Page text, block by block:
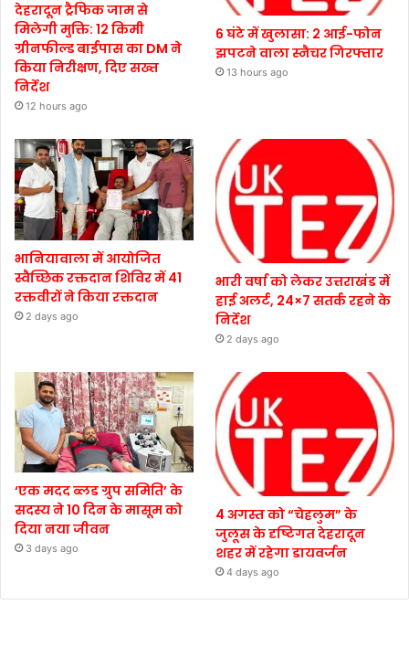
देहरादून ट्रैफिक जाम से
मिलेगी मुक्ति: 12 किमी
ग्रीनफील्ड बाईपास का DM ने
किया निरीक्षण, दिए सख्त
निर्देश
12 hours ago
6 घंटे में खुलासा: 2 आई-फोन
झपटने वाला स्नैचर गिरफ्तार
13 hours ago
भानियावाला में आयोजित
स्वैच्छिक रक्तदान शिविर में 41
रक्तवीरों ने किया रक्तदान
2 days ago
भारी वर्षा को लेकर उत्तराखंड में
हाई अलर्ट, 24×7 सतर्क रहने के
निर्देश
2 days ago
‘एक मदद ब्लड ग्रुप समिति’ के
सदस्य ने 10 दिन के मासूम को
दिया नया जीवन
3 days ago
4 अगस्त को “चेहलुम” के
जुलूस के दृष्टिगत देहरादून
शहर में रहेगा डायवर्जन
4 days ago